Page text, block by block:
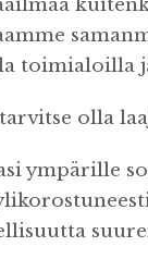
toimialoilla
olla
ympärille